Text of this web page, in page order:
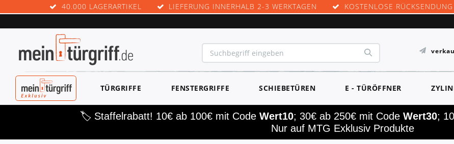
40.000 LAGERARTIKEL LIEFERUNG INNERHALB 2-3 WERKTAGEN KOSTENLOSE RÜCKSENDUNG
MEINTÜRGRIF
F EXKLUSIV
TÜRGRIFFE FENSTERGRIFFE SCHIEBETÜREN E - TÜRÖFFNER
🏷️ Staffelrabatt! 10€ ab 100€ mit Code Wert10; 30€ ab 250€ mit Code Wert30;
Nur auf MTG Exklusiv Produkte